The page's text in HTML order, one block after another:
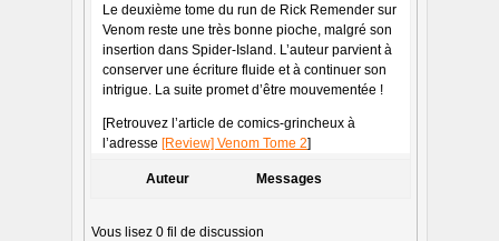
Le deuxième tome du run de Rick Remender sur
Venom reste une très bonne pioche, malgré son
insertion dans Spider-Island. L’auteur parvient à
conserver une écriture fluide et à continuer son
intrigue. La suite promet d’être mouvementée !
[Retrouvez l’article de comics-grincheux à
l’adresse [Review] Venom Tome 2]
Auteur Messages
Vous lisez 0 fil de discussion